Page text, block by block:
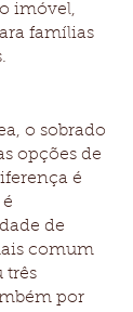
imóvel,
famílias
o sobrado
opções de
é
de
comum
três
por